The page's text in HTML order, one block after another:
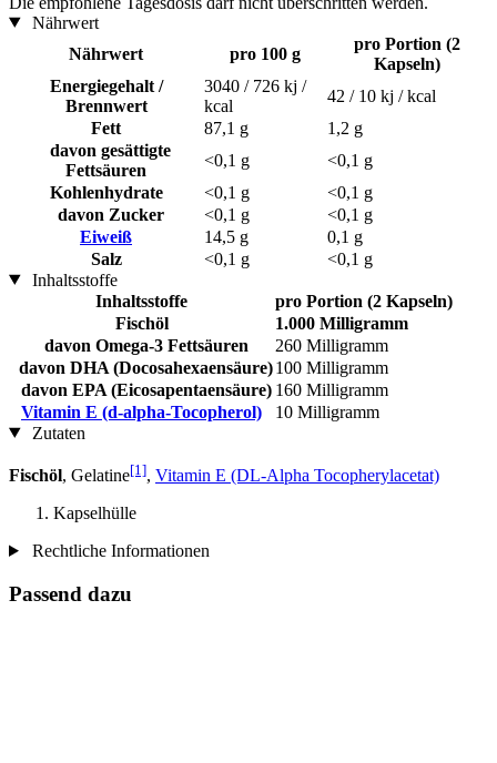
Nährwert
Nährwert
pro 100 g
pro Portion (2
Kapseln)
Energiegehalt /
Brennwert
3040 / 726 kj /
kcal
42 / 10 kj / kcal
Fett
87,1 g
1,2 g
davon gesättigte
Fettsäuren
<0,1 g
<0,1 g
Kohlenhydrate
<0,1 g
<0,1 g
davon Zucker
<0,1 g
<0,1 g
Eiweiß
14,5 g
0,1 g
Salz
<0,1 g
<0,1 g
Inhaltsstoffe
Inhaltsstoffe
pro Portion (2 Kapseln)
Fischöl
1.000 Milligramm
davon Omega-3 Fettsäuren
260 Milligramm
davon DHA (Docosahexaensäure)100 Milligramm
davon EPA (Eicosapentaensäure) 160 Milligramm
Vitamin E (d-alpha-Tocopherol)
10 Milligramm
Zutaten
Fischöl, Gelatine[1], Vitamin E (DL-Alpha Tocopherylacetat)
Kapselhülle
Rechtliche Informationen
Passend dazu